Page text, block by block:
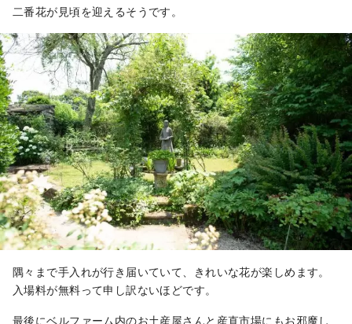
二番花が見頃を迎えるそうです。
隅々まで手入れが行き届いていて、きれいな花が楽しめます。
入場料が無料って申し訳ないほどです。
最後にベルファーム内のお土産屋さんと産直市場にもお邪魔し